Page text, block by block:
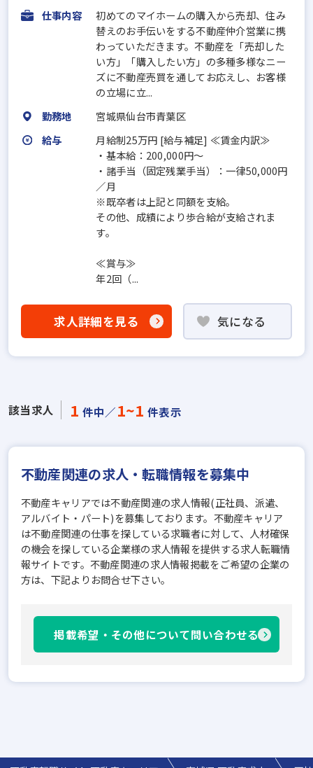
仕事内容
初めてのマイホームの購入から売却、住み
替えのお手伝いをする不動産仲介営業に携
わっていただきます。不動産を「売却した
い方」「購入したい方」の多種多様なニー
ズに不動産売買を通してお応えし、お客様
の立場に立...
勤務地
宮城県仙台市青葉区
給与
月給制25万円 [給与補足] ≪賃金内訳≫
・基本給：200,000円～
・諸手当（固定残業手当）：一律50,000円
／月
※既卒者は上記と同額を支給。
その他、成績により歩合給が支給されま
す。
≪賞与≫
年2回（...
求人詳細を見る 気になる
該当求人 1 件中／1~1 件表示
不動産関連の求人・転職情報を募集中
不動産キャリアでは不動産関連の求人情報(正社員、派遣、
アルバイト・パート)を募集しております。不動産キャリア
は不動産関連の仕事を探している求職者に対して、人材確保
の機会を探している企業様の求人情報を提供する求人転職情
報サイトです。不動産関連の求人情報掲載をご希望の企業の
方は、下記よりお問合せ下さい。
掲載希望・その他について問い合わせる